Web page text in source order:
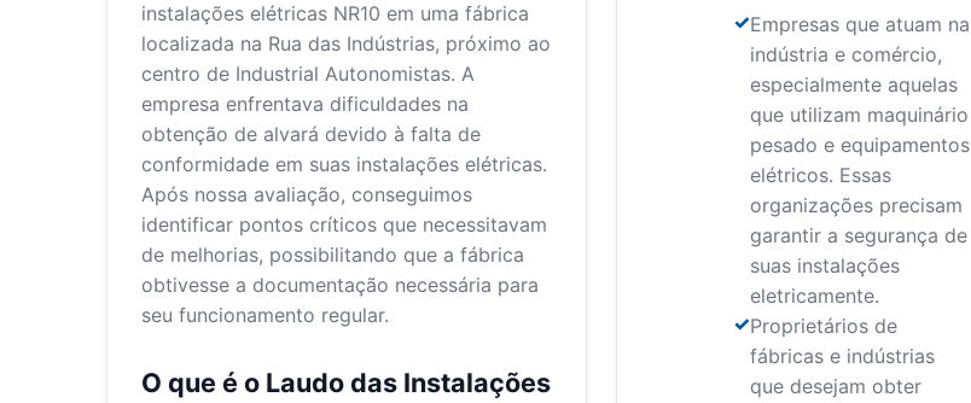
instalações elétricas NR10 em uma fábrica
localizada na Rua das Indústrias, próximo ao
centro de Industrial Autonomistas. A
empresa enfrentava dificuldades na
obtenção de alvará devido à falta de
conformidade em suas instalações elétricas.
Após nossa avaliação, conseguimos
identificar pontos críticos que necessitavam
de melhorias, possibilitando que a fábrica
obtivesse a documentação necessária para
seu funcionamento regular.
O que é o Laudo das Instalações
Empresas que atuam na
indústria e comércio,
especialmente aquelas
que utilizam maquinário
pesado e equipamentos
elétricos. Essas
organizações precisam
garantir a segurança de
suas instalações
eletricamente.
Proprietários de
fábricas e indústrias
que desejam obter